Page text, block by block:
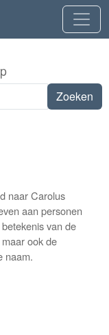
naar Carolus
aan personen
van de
ook de
naam.